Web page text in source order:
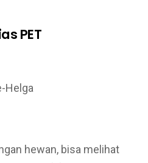
PET
Helga
hewan, bisa melihat